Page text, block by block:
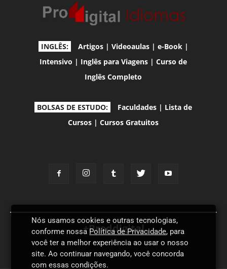
INGLÊS: Artigos| Videoaulas| e-Book|
Intensivo | Inglês para Viagens |Curso de
Inglês Completo
BOLSAS DE ESTUDO: Faculdades | Lista de
Cursos |Cursos Gratuitos
+Proddigital
Nós usamos cookies e outras tecnologias,
conforme nossaPolítica de Privacidade, para
você ter a melhor experiência ao usar o nosso
site. Ao continuar navegando, você concorda
com essas condições.